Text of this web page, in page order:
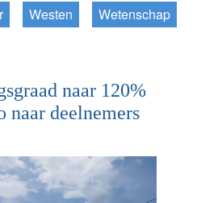
Westen Wetenschap
naar 120%
naar deelnemers